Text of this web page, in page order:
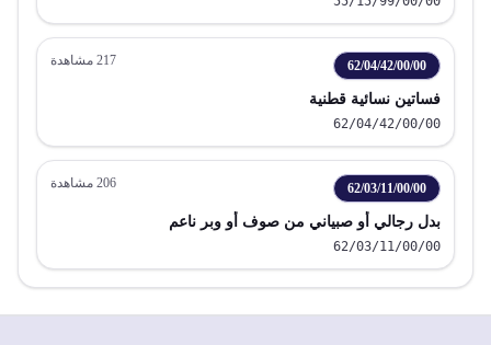
62/04/42/00/00
217 مشاهدة
فساتين نسائية قطنية
62/04/42/00/00
62/03/11/00/00
206 مشاهدة
بدل رجالي أو صبياني من صوف أو وبر ناعم
62/03/11/00/00